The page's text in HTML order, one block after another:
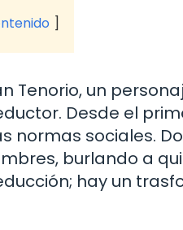
Tenorio, un
Desde el
normas sociales.
burlando a
hay un